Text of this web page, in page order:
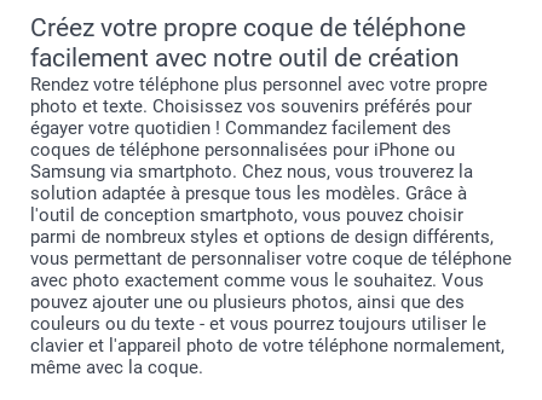
Créez votre propre coque de téléphone
facilement avec notre outil de création
Rendez votre téléphone plus personnel avec votre propre
photo et texte. Choisissez vos souvenirs préférés pour
égayer votre quotidien ! Commandez facilement des
coques de téléphone personnalisées pour iPhone ou
Samsung via smartphoto. Chez nous, vous trouverez la
solution adaptée à presque tous les modèles. Grâce à
l'outil de conception smartphoto, vous pouvez choisir
parmi de nombreux styles et options de design différents,
vous permettant de personnaliser votre coque de téléphone
avec photo exactement comme vous le souhaitez. Vous
pouvez ajouter une ou plusieurs photos, ainsi que des
couleurs ou du texte - et vous pourrez toujours utiliser le
clavier et l'appareil photo de votre téléphone normalement,
même avec la coque.